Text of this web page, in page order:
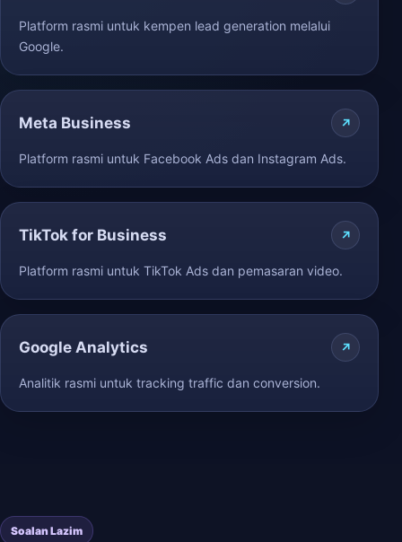
Platform rasmi untuk kempen lead generation melalui
Google.
Meta Business
Platform rasmi untuk Facebook Ads dan Instagram Ads.
TikTok for Business
Platform rasmi untuk TikTok Ads dan pemasaran video.
Google Analytics
Analitik rasmi untuk tracking traffic dan conversion.
Soalan Lazim